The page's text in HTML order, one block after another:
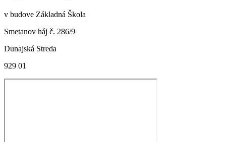
v budove Základná Škola
Smetanov háj č. 286/9
Dunajská Streda
929 01